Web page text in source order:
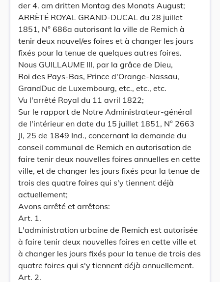
der 4. am dritten Montag des Monats August;
ARRÈTÉ ROYAL GRAND-DUCAL du 28 juillet
1851, N° 686a autorisant la ville de Remich à
tenir deux nouvel/es foires et à changer les jours
fixés pour la tenue de quelques autres foires.
Nous GUILLAUME III, par la grâce de Dieu,
Roi des Pays-Bas, Prince d'Orange-Nassau,
GrandDuc de Luxembourg, etc., etc., etc.
Vu l'arrêté Royal du 11 avril 1822;
Sur le rapport de Notre Administrateur-général
de l'intérieur en date du 15 juillet 1851, N° 2663
Jl, 25 de 1849 Ind., concernant la demande du
conseil communal de Remich en autorisation de
faire tenir deux nouvelles foires annuelles en cette
ville, et de changer les jours fixés pour la tenue de
trois des quatre foires qui s'y tiennent déjà
actuellement;
Avons arrêté et arrêtons:
Art. 1.
L'administration urbaine de Remich est autorisée
à faire tenir deux nouvelles foires en cette ville et
à changer les jours fixés pour la tenue de trois des
quatre foires qui s'y tiennent déjà annuellement.
Art. 2.